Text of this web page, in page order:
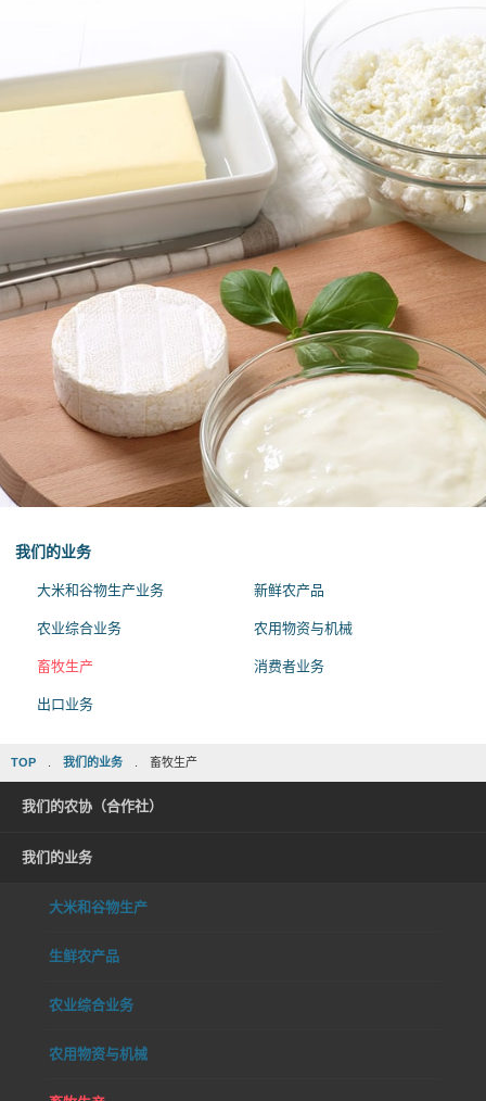
我们的业务
大米和谷物生产业务 新鲜农产品
农业综合业务 农用物资与机械
畜牧生产 消费者业务
出口业务
TOP 我们的业务 畜牧生产
我们的农协（合作社）
我们的业务
大米和谷物生产
生鲜农产品
农业综合业务
农用物资与机械